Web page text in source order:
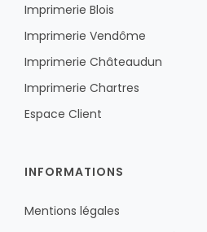
Imprimerie Blois
Imprimerie Vendôme
Imprimerie Châteaudun
Imprimerie Chartres
Espace Client
INFORMATIONS
Mentions légales